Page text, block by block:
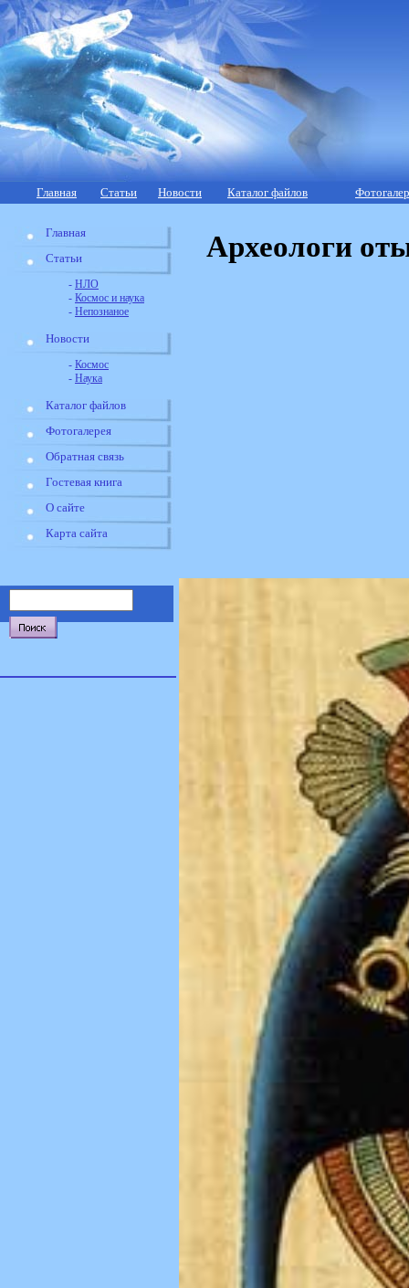
Главная Статьи Новости Каталог файлов
Главная
Статьи
- НЛО
- Космос и наука
- Непознаное
Новости
- Космос
- Наука
Каталог файлов
Фотогалерея
Обратная связь
Гостевая книга
О сайте
Карта сайта
Археологи